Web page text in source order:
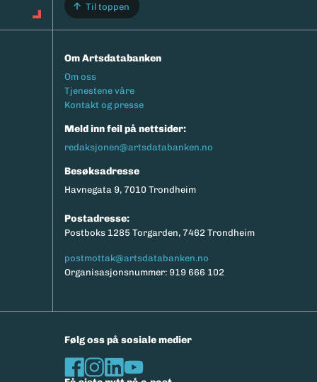
Til toppen
Om Artsdatabanken
Footermeny
Om oss
Tjenestene våre
Kontakt og presse
Meld inn feil på nettsider:
redaksjonen@artsdatabanken.no
Besøksadresse
Havnegata 9, 7010 Trondheim
Postadresse:
Postboks 1285 Torgarden, 7462 Trondheim
postmottak@artsdatabanken.no
Organisasjonsnummer: 919 666 102
Følg oss på sosiale medier